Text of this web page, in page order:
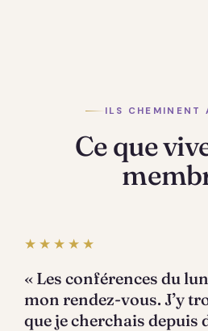
ILS CHEMINENT
Ce que
★★★★★
« Les conférences du
mon rendez-vous. J’y
que je cherchais depuis